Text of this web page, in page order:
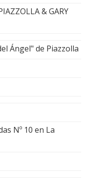
& GARY
Ángel" de Piazzolla
Nº 10 en La